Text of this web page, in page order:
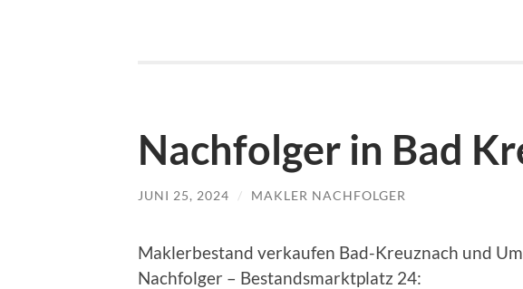
Nachfolger in Bad
JUNI 25, 2024 / MAKLER NACHFOLGER
Maklerbestand verkaufen Bad-Kreuznach und
Nachfolger – Bestandsmarktplatz 24: